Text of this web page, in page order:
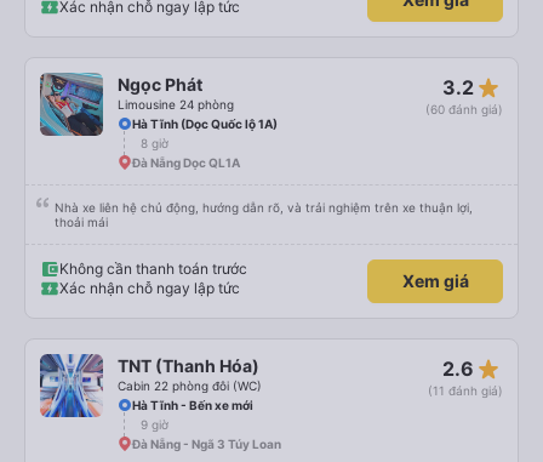
Xác nhận chỗ ngay lập tức
Ngọc Phát
Limousine 24 phòng
3.2 star_rate
(60 đánh giá)
Hà Tĩnh (Dọc Quốc lộ 1A)
8 giờ
Đà Nẵng Dọc QL1A
Nhà xe liên hệ chủ động, hướng dẫn rõ, và trải nghiệm trên xe thuận lợi,
thoải mái
Không cần thanh toán trước
Xác nhận chỗ ngay lập tức
Xem giá
TNT (Thanh Hóa)
Cabin 22 phòng đôi (WC)
2.6 star_rate
(11 đánh giá)
Hà Tĩnh - Bến xe mới
9 giờ
Đà Nẵng - Ngã 3 Túy Loan